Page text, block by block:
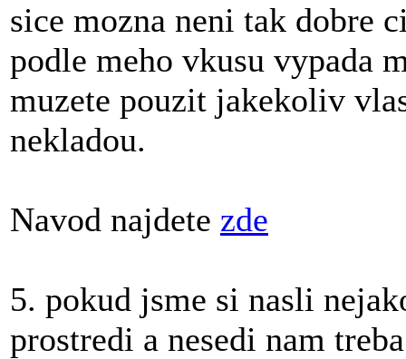
sice mozna neni tak dobre
podle meho vkusu vypada
muzete pouzit jakekoliv
nekladou.
Navod najdete zde
5. pokud jsme si nasli
prostredi a nesedi nam